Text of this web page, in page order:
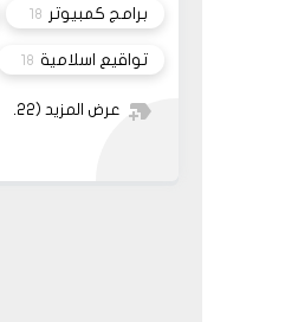
برامج كمبيوتر 18
تواقيع اسلامية 18
عرض المزيد (22)